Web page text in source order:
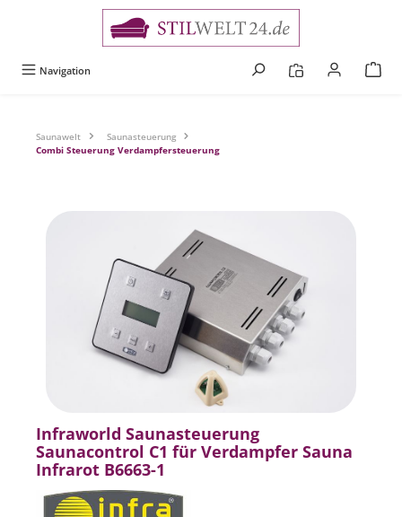
Navigation
Saunawelt
Saunasteuerung
Combi Steuerung Verdampfersteuerung
Bildergalerie überspringen
Infraworld Saunasteuerung
Saunacontrol C1 für Verdampfer Sauna
Infrarot B6663-1